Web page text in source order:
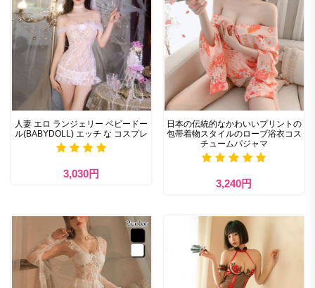
人妻 エロ ランジェリー ベビードー
ル(BABYDOLL) エッチ な コスプレ
3,030円
日本の伝統的なかわいいプリントの
包帯着物スタイルのローブ浴衣コス
チュームパジャマ
3,240円